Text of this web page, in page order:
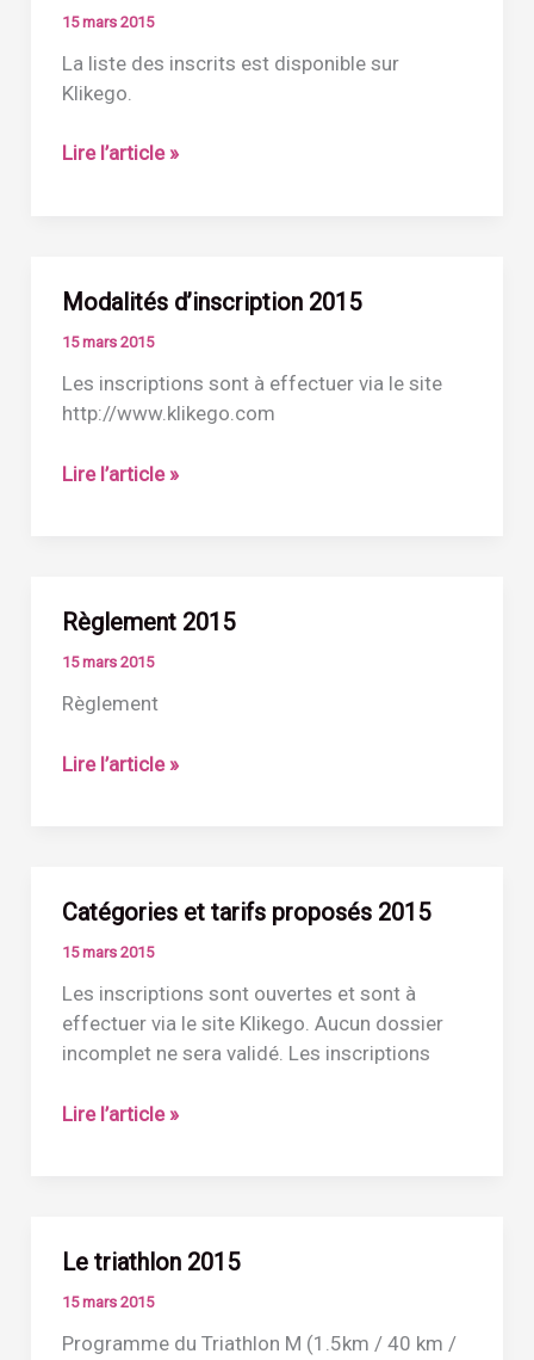
15 mars 2015
La liste des inscrits est disponible sur
Klikego.
Inscrits
Lire l’article »
Modalités d’inscription 2015
15 mars 2015
Les inscriptions sont à effectuer via le site
http://www.klikego.com
Modalités
Lire l’article »
Règlement 2015
15 mars 2015
Règlement
Règlement
Lire l’article »
Catégories et tarifs proposés 2015
15 mars 2015
Les inscriptions sont ouvertes et sont à
effectuer via le site Klikego. Aucun dossier
incomplet ne sera validé. Les inscriptions
Catégories
Lire l’article »
Le triathlon 2015
15 mars 2015
Programme du Triathlon M (1.5km / 40 km /